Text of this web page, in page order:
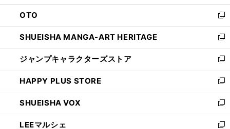
ウ
で
開
く
ン
ド
ウ
で
開
く
OTO
新
し
い
ウ
ィ
ン
ド
ウ
で
開
く
SHUEISHA MANGA-ART HERITAGE
新
し
い
ウ
ィ
ン
ド
ウ
で
ジャンプキャラクターズストア
新
し
い
ウ
ィ
ン
ド
HAPPY PLUS STORE
新
し
い
ウ
ィ
SHUEISHA VOX
新
し
い
LEEマルシェ
新